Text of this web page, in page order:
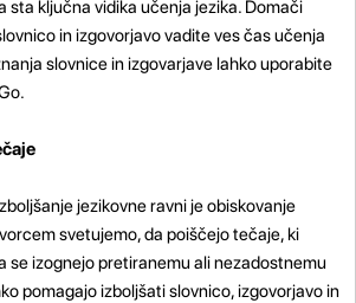
sta ključna vidika učenja jezika. Domači
in izgovorjavo vadite ves čas učenja
slovnice in izgovarjave lahko uporabite
jezikovne ravni je obiskovanje
svetujemo, da poiščejo tečaje, ki
se izognejo pretiranemu ali nezadostnemu
pomagajo izboljšati slovnico, izgovorjavo in